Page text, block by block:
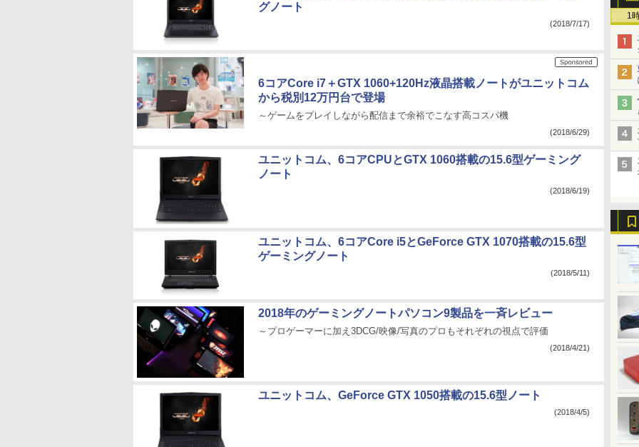
1
グノート
(2018/7/17)
6コアCore i7＋GTX 1060+120Hz液晶搭載ノートがユニットコム
から税別12万円台で登場
～ゲームをプレイしながら配信まで余裕でこなす高コスパ機
(2018/6/29)
ユニットコム、6コアCPUとGTX 1060搭載の15.6型ゲーミング
ノート
(2018/6/19)
ユニットコム、6コアCore i5とGeForce GTX 1070搭載の15.6型
ゲーミングノート
(2018/5/11)
2018年のゲーミングノートパソコン9製品を一斉レビュー
～プロゲーマーに加え3DCG/映像/写真のプロもそれぞれの視点で評価
(2018/4/21)
ユニットコム、GeForce GTX 1050搭載の15.6型ノート
(2018/4/5)